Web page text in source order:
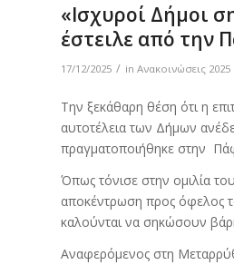
«Ισχυροί Δήμοι
έστειλε από
17/12/2025 / in Ανακοινώσεις 2025
Την ξεκάθαρη θέση ότι η
αυτοτέλεια των Δήμων
πραγματοποιήθηκε στην
Όπως τόνισε στην ομιλία
αποκέντρωση προς όφελος
καλούνται να σηκώσουν
Αναφερόμενος στη